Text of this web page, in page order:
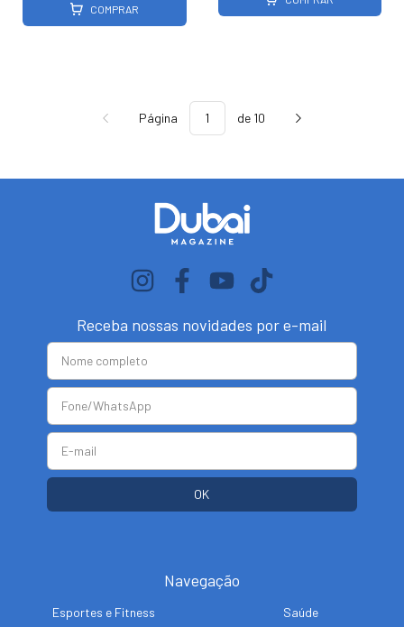
COMPRAR
Página de 10
Receba nossas novidades por e-mail
Navegação
Esportes e Fitness
Saúde